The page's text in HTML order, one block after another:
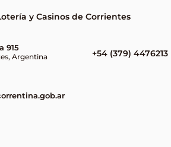
y Casinos de Corrientes
915
Argentina +54 (379) 4476213